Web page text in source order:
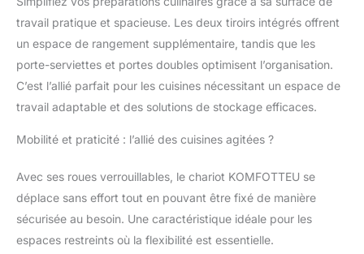
une couleur
imperméable garantit
une grande résistance
à la déformation et est
facile à nettoyer des
taches avec un chiffon
humide. Avec une
et une largeur de 47,5
offre suffisamment
d'espace pour
préparer, servir et
stocker des aliments.
Choix soigné des
travail pratique et spacieuse. Les deux tiroirs intégrés offrent
un espace de rangement supplémentaire, tandis que les
porte-serviettes et portes doubles optimisent l’organisation.
C’est l’allié parfait pour les cuisines nécessitant un espace de
travail adaptable et des solutions de stockage efficaces.
Mobilité et praticité : l’allié des cuisines agitées ?
Avec ses roues verrouillables, le chariot KOMFOTTEU se
déplace sans effort tout en pouvant être fixé de manière
sécurisée au besoin. Une caractéristique idéale pour les
espaces restreints où la flexibilité est essentielle.